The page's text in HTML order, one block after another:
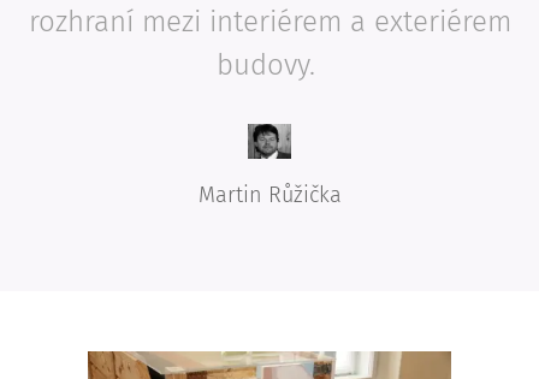
rozhraní mezi interiérem a exteriérem
budovy.
Martin Růžička